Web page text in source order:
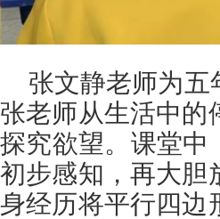
张文静老师为五
张老师从生活中的
探究欲望。课堂中
初步感知，再大胆
身经历将平行四边